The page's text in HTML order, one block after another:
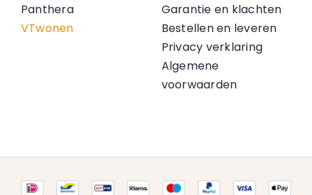
Panthera
VTwonen
Garantie en klachten
Bestellen en leveren
Privacy verklaring
Algemene
voorwaarden